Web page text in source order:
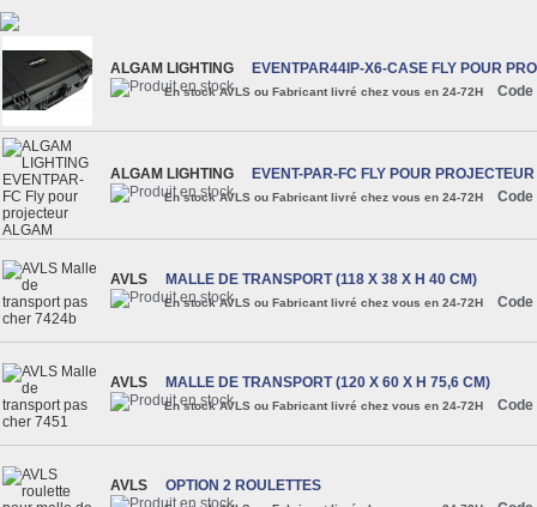
ALGAM LIGHTING EVENTPAR44IP-X6-CASE FLY POUR
En stock AVLS ou Fabricant livré chez vous en 24-72H Code
ALGAM LIGHTING EVENT-PAR-FC FLY POUR
En stock AVLS ou Fabricant livré chez vous en 24-72H Code
AVLS MALLE DE TRANSPORT (118 X 38 X H 40 CM)
En stock AVLS ou Fabricant livré chez vous en 24-72H Code
AVLS MALLE DE TRANSPORT (120 X 60 X H 75,6 CM)
En stock AVLS ou Fabricant livré chez vous en 24-72H Code
AVLS OPTION 2 ROULETTES